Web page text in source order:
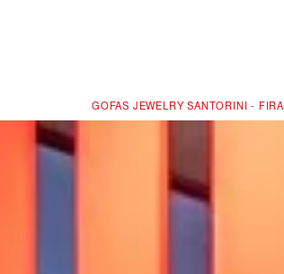
‭GOFAS JEWELRY SANTORINI - FIRA‬